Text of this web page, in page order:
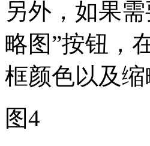
另外，如果
略图”按钮，
框颜色以及
图4